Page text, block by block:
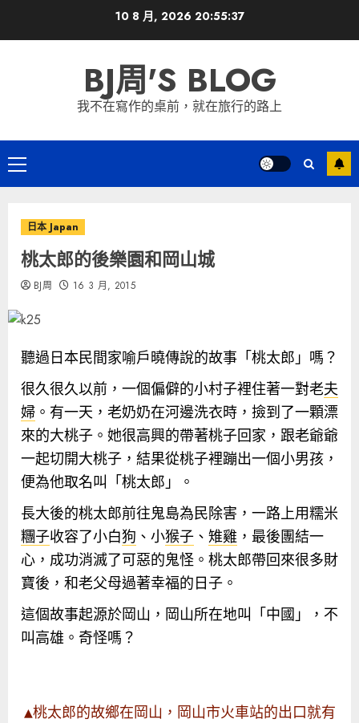
10 8 月, 2026 20:55:38
BJ周'S BLOG
我不在寫作的桌前，就在旅行的路上
Primary
Menu
日本 Japan
桃太郎的後樂園和岡山城
BJ周 16 3 月, 2015
聽過日本民間家喻戶曉傳說的故事「桃太郎」嗎？
很久很久以前，一個偏僻的小村子裡住著一對老夫
婦 。有一天，老奶奶在河邊洗衣時，撿到了一顆漂
來的大桃子。她很高興的帶著桃子回家，跟老爺爺
一起切開大桃子，結果從桃子裡蹦出一個小男孩，
便為他取名叫「桃太郎」。
長大後的桃太郎前往鬼島為民除害，一路上用糯米
糰子收容了小白狗 、小猴子 、 雉雞 ，最後團結一
心，成功消滅了可惡的鬼怪。桃太郎帶回來很多財
寶後，和老父母過著幸福的日子。
這個故事起源於岡山，岡山所在地叫「中國」，不
叫高雄。奇怪嗎？
▲桃太郎的故鄉在岡山，岡山市火車站的出口就有